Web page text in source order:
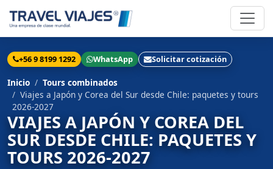
+56 9 8199 1292 WhatsApp Solicitar cotización
Inicio
Tours combinados
Viajes a Japón y Corea del Sur desde Chile: paquetes y tours
2026-2027
VIAJES A JAPÓN Y COREA DEL
SUR DESDE CHILE: PAQUETES Y
TOURS 2026-2027